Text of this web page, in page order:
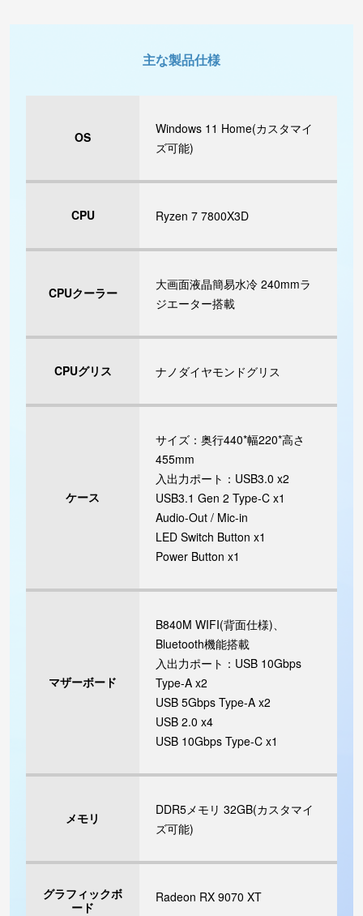
主な製品仕様
OS
Windows 11 Home(カスタマイ
ズ可能)
CPU Ryzen 7 7800X3D
CPUクーラー
大画面液晶簡易水冷 240mmラ
ジエーター搭載
CPUグリス ナノダイヤモンドグリス
ケース
サイズ：奥行440*幅220*高さ
455mm
入出力ポート：USB3.0 x2
USB3.1 Gen 2 Type-C x1
Audio-Out / Mic-in
LED Switch Button x1
Power Button x1
マザーボード
B840M WIFI(背面仕様)、
Bluetooth機能搭載
入出力ポート：USB 10Gbps
Type-A x2
USB 5Gbps Type-A x2
USB 2.0 x4
USB 10Gbps Type-C x1
メモリ
DDR5メモリ 32GB(カスタマイ
ズ可能)
グラフィックボ
ード
Radeon RX 9070 XT